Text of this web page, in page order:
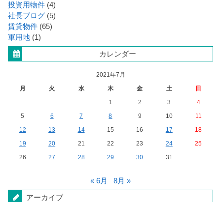
投資用物件 (4)
社長ブログ (5)
賃貸物件 (65)
軍用地 (1)
カレンダー
2021年7月
月
火 水 木 金 土
日
1
2 3
4
5
6 7 8 9 10
11
12
13 14 15 16 17
18
19
20 21 22 23 24
25
26
27 28 29 30 31
« 6月 8月 »
アーカイブ